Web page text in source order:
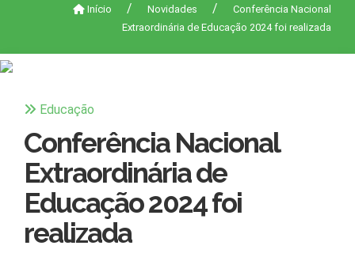
Início Novidades
Conferência Nacional
Extraordinária de Educação 2024 foi realizada
Educação
Conferência Nacional
Extraordinária de
Educação 2024 foi
realizada